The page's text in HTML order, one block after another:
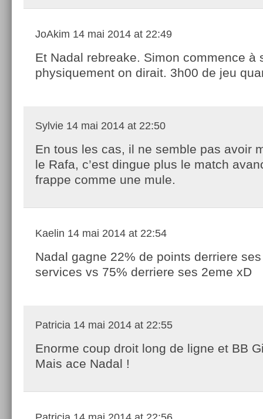
JoAkim 14 mai 2014 at 22:49
Et Nadal rebreake. Simon commence à
physiquement on dirait. 3h00 de jeu
Sylvie 14 mai 2014 at 22:50
En tous les cas, il ne semble pas avoir
le Rafa, c’est dingue plus le match
frappe comme une mule.
Kaelin 14 mai 2014 at 22:54
Nadal gagne 22% de points derriere
services vs 75% derriere ses 2eme xD
Patricia 14 mai 2014 at 22:55
Enorme coup droit long de ligne et BB
Mais ace Nadal !